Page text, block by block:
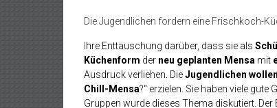
Die Jugendlichen fordern eine Frischkoch-
hre Enttäuschung darüber, dass sie als
Küchenform der neu geplanten Mensa mit
Ausdruck verliehen. DieJugendlichen wollen
Chill-Mensa?“ erzielen. Sie haben viele
Gruppen wurde dieses Thema diskutiert.